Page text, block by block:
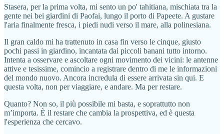
Stasera, per la prima volta, mi sento un po' tahitiana, mischiata tra la
gente nei bei giardini di Paofai, lungo il porto di Papeete. A gustare
l'aria finalmente fresca, i piedi nudi verso il mare, alla polinesiana.
Il gran caldo mi ha trattenuto in casa fin verso le cinque, giusto
pochi passi in giardino, incantata dai piccoli banani tutto intorno.
Intenta a osservare e ascoltare ogni movimento dei vicini: le antenne
attive e tesissime, comincio a registrare dentro di me le informazioni
del mondo nuovo. Ancora incredula di essere arrivata sin qui. E
questa volta, non per viaggiare, e andare. Ma per restare.
Quanto? Non so, il più possibile mi basta, e soprattutto non
m’importa. È il restare che cambia la prospettiva, ed è questa
l'esperienza che cercavo.